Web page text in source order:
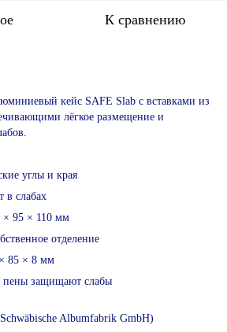
К сравнению
кейс SAFE Slab с вставками из
лёгкое размещение и
углы и края
в слабах
× 95 × 110 мм
отделение
85 × 8 мм
пены защищают слабы
Albumfabrik GmbH)